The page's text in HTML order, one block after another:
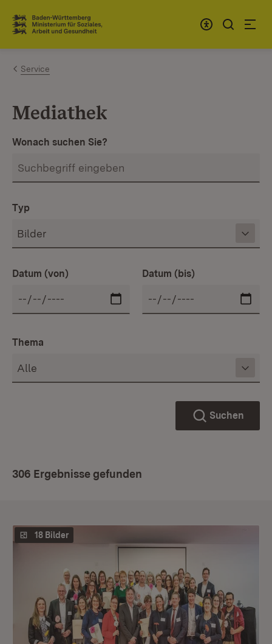
Zum Inhalt springen
Link zur Startseite
Service
Mediathek
Wonach suchen Sie?
Typ
Datum (von) Datum (bis)
Thema
Suchen
306 Ergebnisse gefunden
18 Bilder